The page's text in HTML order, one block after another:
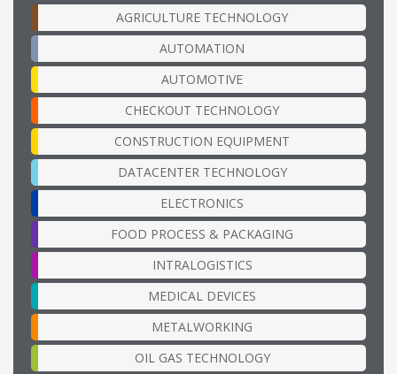
AGRICULTURE TECHNOLOGY
AUTOMATION
AUTOMOTIVE
CHECKOUT TECHNOLOGY
CONSTRUCTION EQUIPMENT
DATACENTER TECHNOLOGY
ELECTRONICS
FOOD PROCESS & PACKAGING
INTRALOGISTICS
MEDICAL DEVICES
METALWORKING
OIL GAS TECHNOLOGY